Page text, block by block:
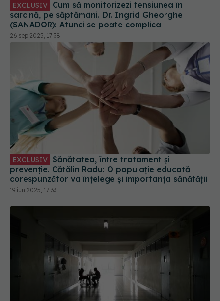
EXCLUSIV Sănătatea, între tratament și
prevenție. Cătălin Radu: O populație educată
corespunzător va înțelege și importanța sănătății
19 iun 2025, 17:33
Acces inegal la sănătate. Radu
Gănescu: Zona rurală este foarte deficitară la
serviciile medicale. Pacienții ajung târziu